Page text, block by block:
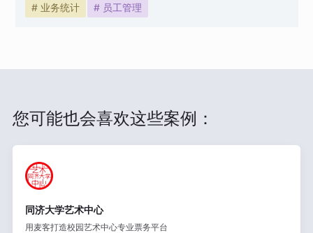
# 业务统计
# 员工管理
您可能也会喜欢这些案例：
同济大学艺术中心
用麦客打造校园艺术中心专业票务平台